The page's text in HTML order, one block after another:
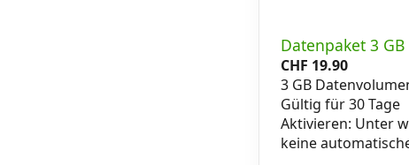
Datenpaket 3 GB
CHF 19.90
3 GB
Gültig für 30 Tage
Aktivieren: Unter
keine